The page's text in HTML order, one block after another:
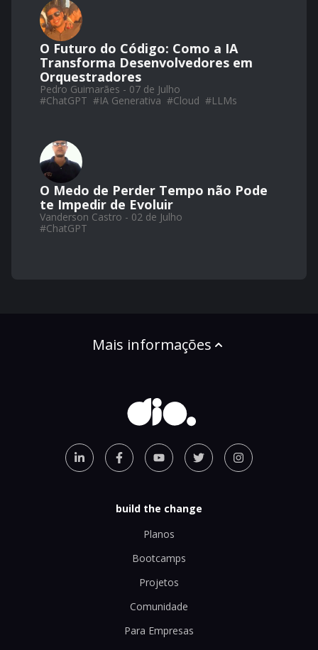
O Futuro do Código: Como a IA
Transforma Desenvolvedores em
Orquestradores
Pedro Guimarães - 07 de Julho
#ChatGPT #IA Generativa #Cloud #LLMs
O Medo de Perder Tempo não Pode
te Impedir de Evoluir
Vanderson Castro - 02 de Julho
#ChatGPT
Mais informações
build the change
Planos
Bootcamps
Projetos
Comunidade
Para Empresas